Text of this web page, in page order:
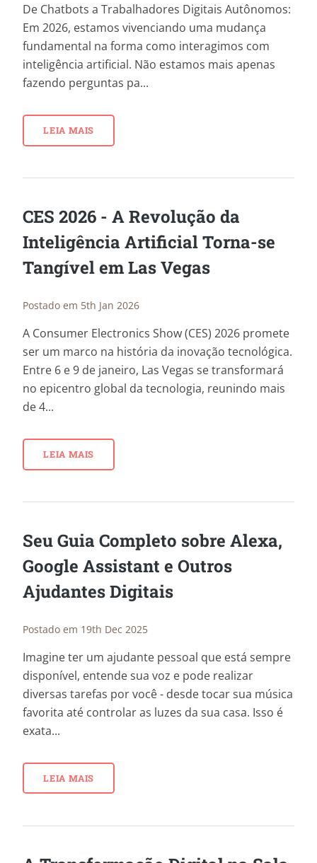
De Chatbots a Trabalhadores Digitais Autônomos:
Em 2026, estamos vivenciando uma mudança
fundamental na forma como interagimos com
inteligência artificial. Não estamos mais apenas
fazendo perguntas pa...
LEIA MAIS
CES 2026 - A Revolução da
Inteligência Artificial Torna-se
Tangível em Las Vegas
Postado em 5th Jan 2026
A Consumer Electronics Show (CES) 2026 promete
ser um marco na história da inovação tecnológica.
Entre 6 e 9 de janeiro, Las Vegas se transformará
no epicentro global da tecnologia, reunindo mais
de 4...
LEIA MAIS
Seu Guia Completo sobre Alexa,
Google Assistant e Outros
Ajudantes Digitais
Postado em 19th Dec 2025
Imagine ter um ajudante pessoal que está sempre
disponível, entende sua voz e pode realizar
diversas tarefas por você - desde tocar sua música
favorita até controlar as luzes da sua casa. Isso é
exata...
LEIA MAIS